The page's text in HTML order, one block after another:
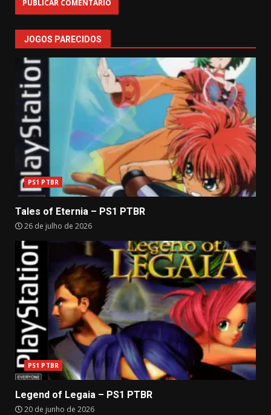
JOGOS PARECIDOS
PS1 PTBR
Tales of Eternia – PS1 PTBR
26 de julho de 2026
PS1 PTBR
Legend of Legaia – PS1 PTBR
20 de junho de 2026